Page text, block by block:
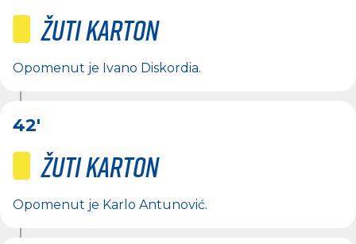
Žuti karton
Opomenut je Ivano Diskordia.
42'
Žuti karton
Opomenut je Karlo Antunović.